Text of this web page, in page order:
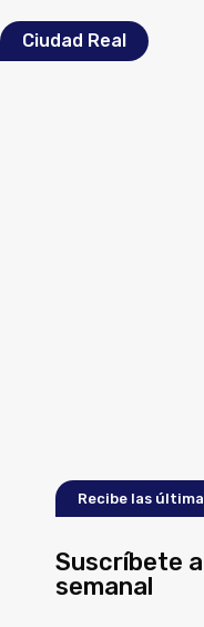
Ciudad Real
Recibe las
Suscríbete
semanal